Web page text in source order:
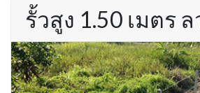
รั้วสูง 1.50 เมตร